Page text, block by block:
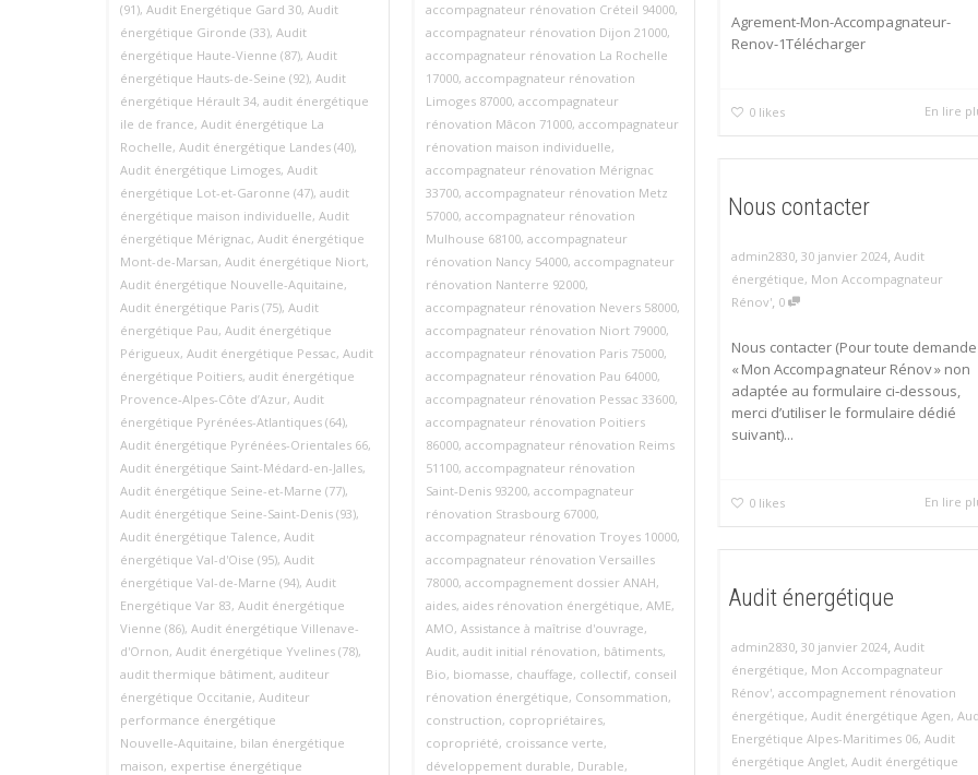
(91), Audit Energétique Gard 30, Audit
énergétique Gironde (33), Audit
énergétique Haute-Vienne (87), Audit
énergétique Hauts-de-Seine (92), Audit
énergétique Hérault 34, audit énergétique
ile de france, Audit énergétique La
Rochelle, Audit énergétique Landes (40),
Audit énergétique Limoges, Audit
énergétique Lot-et-Garonne (47), audit
énergétique maison individuelle, Audit
énergétique Mérignac, Audit énergétique
Mont-de-Marsan, Audit énergétique Niort,
Audit énergétique Nouvelle-Aquitaine,
Audit énergétique Paris (75), Audit
énergétique Pau, Audit énergétique
Périgueux, Audit énergétique Pessac, Audit
énergétique Poitiers, audit énergétique
Provence‑Alpes‑Côte d’Azur, Audit
énergétique Pyrénées-Atlantiques (64),
Audit énergétique Pyrénées-Orientales 66,
Audit énergétique Saint-Médard-en-Jalles,
Audit énergétique Seine-et-Marne (77),
Audit énergétique Seine-Saint-Denis (93),
Audit énergétique Talence, Audit
énergétique Val-d'Oise (95), Audit
énergétique Val-de-Marne (94), Audit
Energétique Var 83, Audit énergétique
Vienne (86), Audit énergétique Villenave-
d'Ornon, Audit énergétique Yvelines (78),
audit thermique bâtiment, auditeur
énergétique Occitanie, Auditeur
performance énergétique
Nouvelle‑Aquitaine, bilan énergétique
maison, expertise énergétique
accompagnateur rénovation Créteil 94000,
accompagnateur rénovation Dijon 21000,
accompagnateur rénovation La Rochelle
17000, accompagnateur rénovation
Limoges 87000, accompagnateur
rénovation Mâcon 71000, accompagnateur
rénovation maison individuelle,
accompagnateur rénovation Mérignac
33700, accompagnateur rénovation Metz
57000, accompagnateur rénovation
Mulhouse 68100, accompagnateur
rénovation Nancy 54000, accompagnateur
rénovation Nanterre 92000,
accompagnateur rénovation Nevers 58000,
accompagnateur rénovation Niort 79000,
accompagnateur rénovation Paris 75000,
accompagnateur rénovation Pau 64000,
accompagnateur rénovation Pessac 33600,
accompagnateur rénovation Poitiers
86000, accompagnateur rénovation Reims
51100, accompagnateur rénovation
Saint‑Denis 93200, accompagnateur
rénovation Strasbourg 67000,
accompagnateur rénovation Troyes 10000,
accompagnateur rénovation Versailles
78000, accompagnement dossier ANAH,
aides, aides rénovation énergétique, AME,
AMO, Assistance à maîtrise d'ouvrage,
Audit, audit initial rénovation, bâtiments,
Bio, biomasse, chauffage, collectif, conseil
rénovation énergétique, Consommation,
construction, copropriétaires,
copropriété, croissance verte,
développement durable, Durable,
Agrement-Mon-Accompagnateur-
Renov-1Télécharger
0 likes En lire
Nous contacter
admin2830, 30 janvier 2024, Audit
énergétique, Mon Accompagnateur
Rénov', 0
Nous contacter (Pour toute demande
« Mon Accompagnateur Rénov » non
adaptée au formulaire ci‑dessous,
merci d’utiliser le formulaire dédié
suivant)...
0 likes En lire
Audit énergétique
admin2830, 30 janvier 2024, Audit
énergétique, Mon Accompagnateur
Rénov', accompagnement rénovation
énergétique, Audit énergétique Agen,
Energétique Alpes-Maritimes 06, Audit
énergétique Anglet, Audit énergétique